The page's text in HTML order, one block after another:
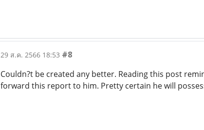
29 ส.ค. 2566 18:53 #8
Couldn?t be created any better. Reading this post
forward this report to him. Pretty certain he will